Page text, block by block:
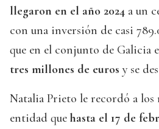
llegaron en el año 2024 a un
con una inversión de casi
que en el conjunto de Galicia
tres millones de euros y se
Natalia Prieto le recordó a los
entidad que hasta el 17 de